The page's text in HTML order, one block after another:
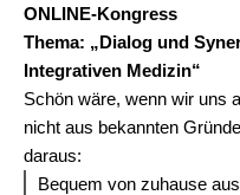
ONLINE-Kongress
Thema: „Dialog und
Integrativen Medizin“
Schön wäre, wenn wir uns
nicht aus bekannten
daraus:
Bequem von zuhause